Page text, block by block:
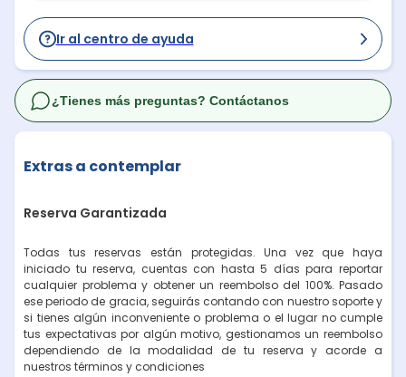
Ir al centro de ayuda
Extras a contemplar
Reserva Garantizada
Todas tus reservas están protegidas. Una vez que haya
iniciado tu reserva, cuentas con hasta 5 días para reportar
cualquier problema y obtener un reembolso del 100%. Pasado
ese periodo de gracia, seguirás contando con nuestro soporte y
si tienes algún inconveniente o problema o el lugar no cumple
tus expectativas por algún motivo, gestionamos un reembolso
dependiendo de la modalidad de tu reserva y acorde a
nuestros términos y condiciones
¿Tienes más preguntas? Contáctanos